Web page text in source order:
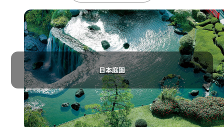
日本庭園